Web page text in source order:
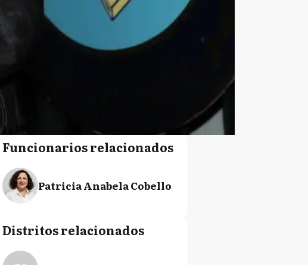
Funcionarios relacionados
Patricia Anabela Cobello
Distritos relacionados